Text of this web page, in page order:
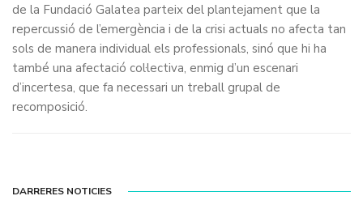
de la Fundació Galatea parteix del plantejament que la
repercussió de l’emergència i de la crisi actuals no afecta tan
sols de manera individual els professionals, sinó que hi ha
també una afectació col·lectiva, enmig d’un escenari
d’incertesa, que fa necessari un treball grupal de
recomposició.
DARRERES NOTICIES